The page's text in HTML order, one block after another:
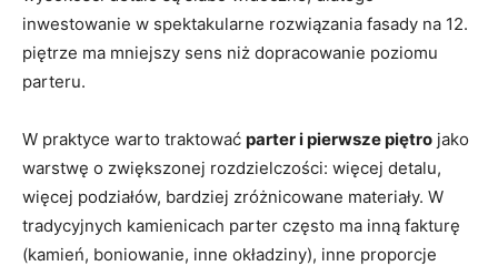
inwestowanie w spektakularne rozwiązania fasady na 12.
piętrze ma mniejszy sens niż dopracowanie poziomu
parteru.
W praktyce warto traktować parter i pierwsze piętro jako
warstwę o zwiększonej rozdzielczości: więcej detalu,
więcej podziałów, bardziej zróżnicowane materiały. W
tradycyjnych kamienicach parter często ma inną fakturę
(kamień, boniowanie, inne okładziny), inne proporcje